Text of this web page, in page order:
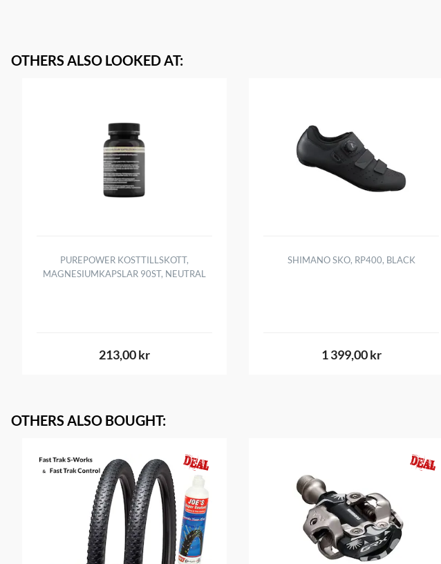
OTHERS ALSO LOOKED AT:
PUREPOWER KOSTTILLSKOTT,
MAGNESIUMKAPSLAR 90ST, NEUTRAL
213,00 kr
SHIMANO SKO, RP400, BLACK
1 399,00 kr
OTHERS ALSO BOUGHT: